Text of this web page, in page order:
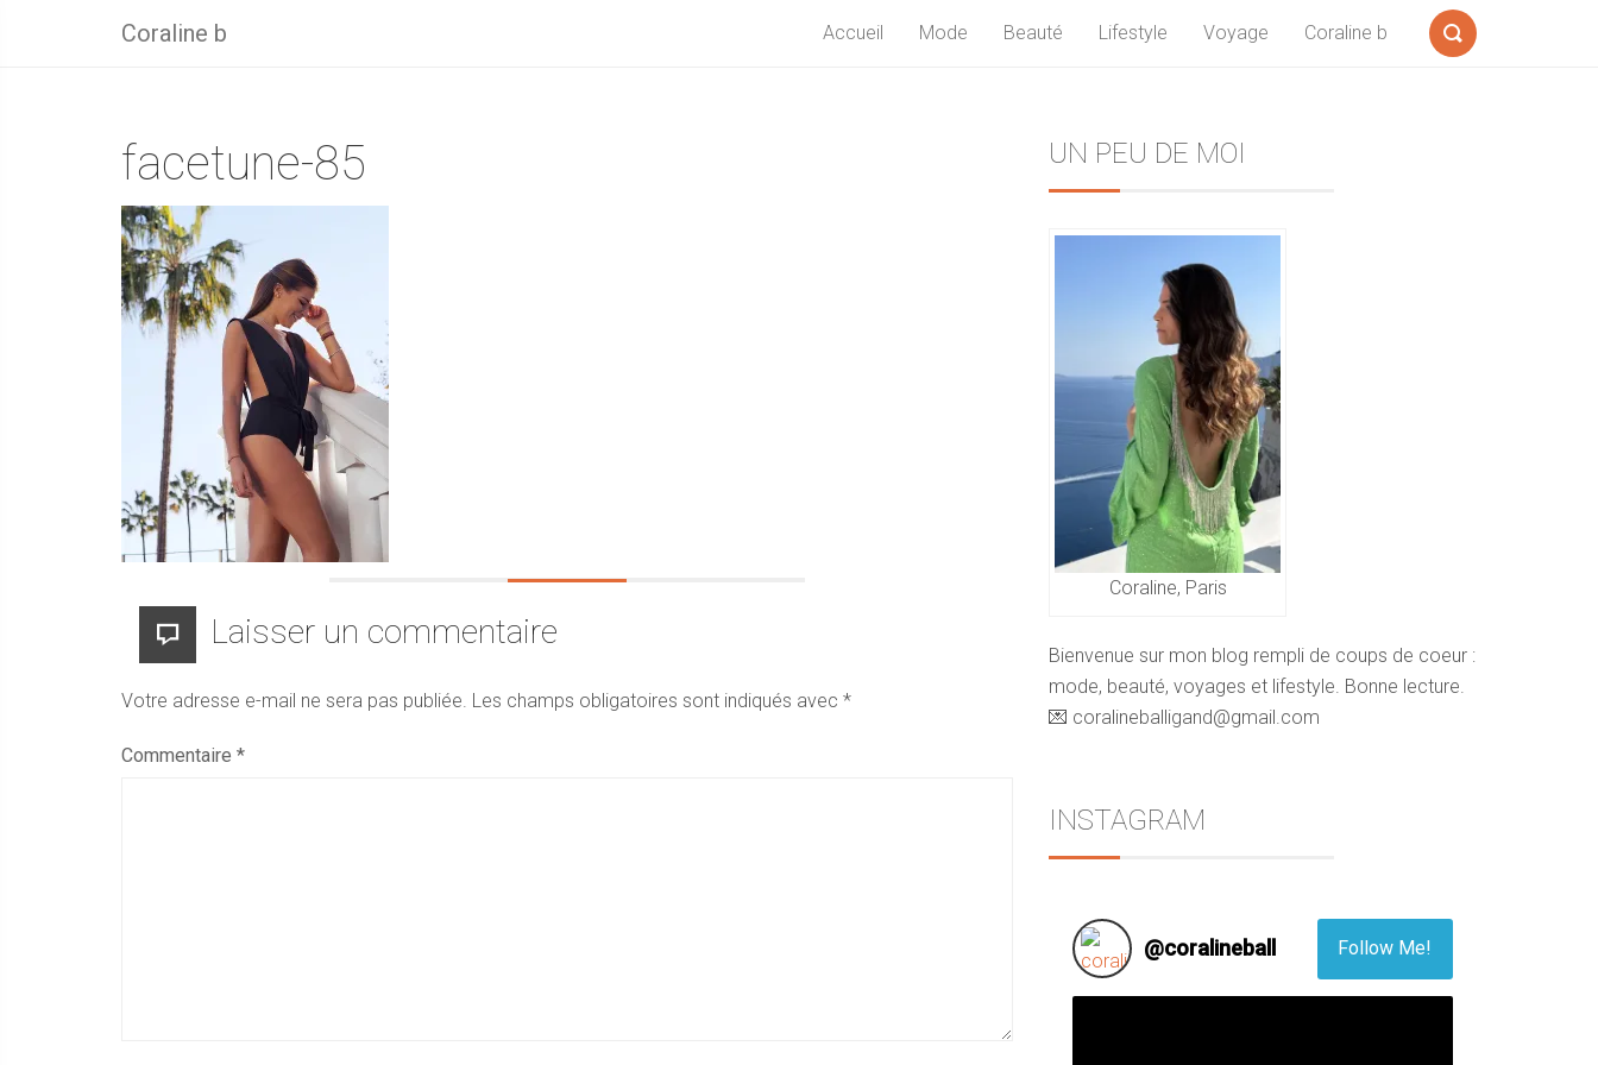
Coraline b Accueil Mode Beauté Lifestyle Voyage Coraline b
facetune-85
Laisser un commentaire
Votre adresse e-mail ne sera pas publiée. Les champs obligatoires sont indiqués avec *
Commentaire *
Sidebar
UN PEU DE MOI
Coraline, Paris
Bienvenue sur mon blog rempli de coups de coeur :
mode, beauté, voyages et lifestyle. Bonne lecture.
💌 coralineballigand@gmail.com
INSTAGRAM
@coralineball Follow Me!